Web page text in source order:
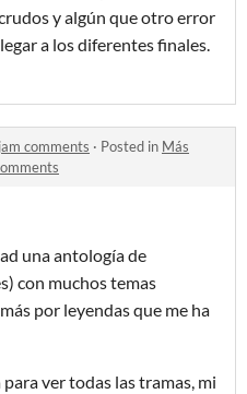
y algún que otro error
a los diferentes finales.
comments · Posted in Más
una antología de
con muchos temas
por leyendas que me ha
ver todas las tramas, mi